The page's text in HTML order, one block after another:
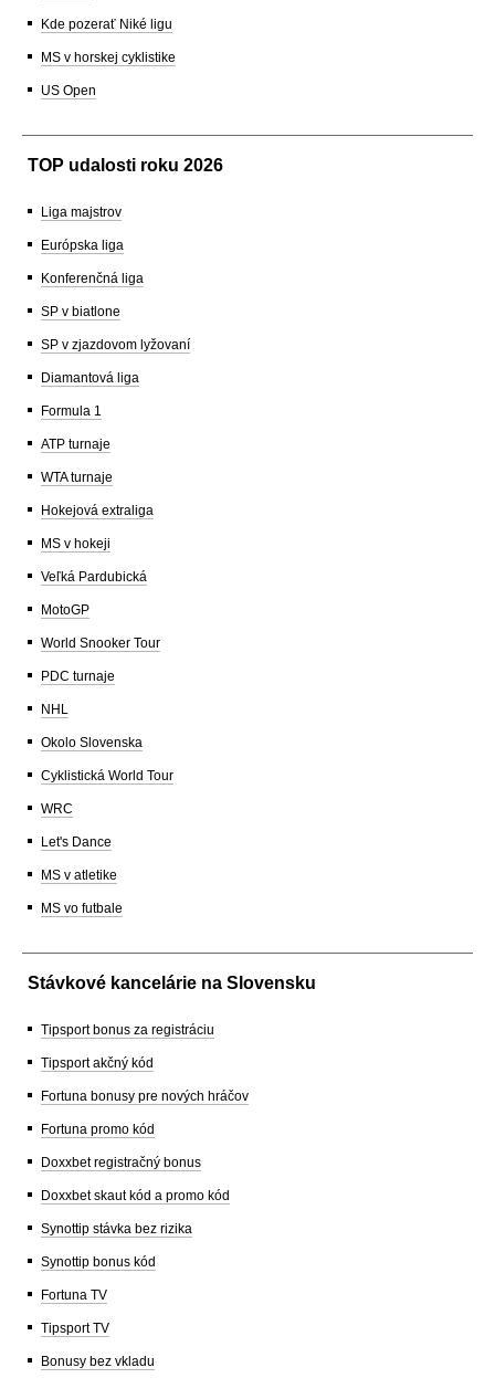
Kde pozerať Niké ligu
MS v horskej cyklistike
US Open
TOP udalosti roku 2026
Liga majstrov
Európska liga
Konferenčná liga
SP v biatlone
SP v zjazdovom lyžovaní
Diamantová liga
Formula 1
ATP turnaje
WTA turnaje
Hokejová extraliga
MS v hokeji
Veľká Pardubická
MotoGP
World Snooker Tour
PDC turnaje
NHL
Okolo Slovenska
Cyklistická World Tour
WRC
Let's Dance
MS v atletike
MS vo futbale
Stávkové kancelárie na Slovensku
Tipsport bonus za registráciu
Tipsport akčný kód
Fortuna bonusy pre nových hráčov
Fortuna promo kód
Doxxbet registračný bonus
Doxxbet skaut kód a promo kód
Synottip stávka bez rizika
Synottip bonus kód
Fortuna TV
Tipsport TV
Bonusy bez vkladu